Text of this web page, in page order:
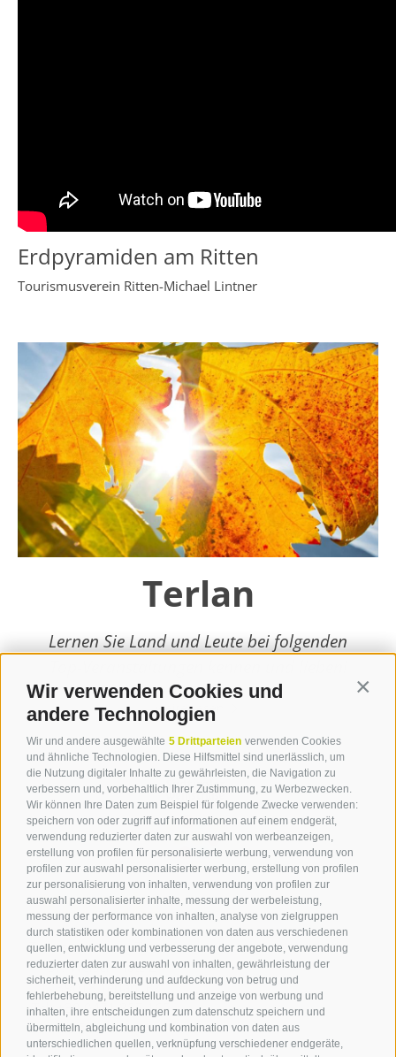
Wir verwenden Cookies und
andere Technologien
Wir und andere ausgewählte 5 Drittparteien verwenden Cookies
und ähnliche Technologien. Diese Hilfsmittel sind unerlässlich, um
die Nutzung digitaler Inhalte zu gewährleisten, die Navigation zu
verbessern und, vorbehaltlich Ihrer Zustimmung, zu Werbezwecken.
Wir können Ihre Daten zum Beispiel für folgende Zwecke verwenden:
speichern von oder zugriff auf informationen auf einem endgerät,
verwendung reduzierter daten zur auswahl von werbeanzeigen,
erstellung von profilen für personalisierte werbung, verwendung von
profilen zur auswahl personalisierter werbung, erstellung von profilen
zur personalisierung von inhalten, verwendung von profilen zur
auswahl personalisierter inhalte, messung der werbeleistung,
messung der performance von inhalten, analyse von zielgruppen
durch statistiken oder kombinationen von daten aus verschiedenen
quellen, entwicklung und verbesserung der angebote, verwendung
reduzierter daten zur auswahl von inhalten, gewährleistung der
sicherheit, verhinderung und aufdeckung von betrug und
fehlerbehebung, bereitstellung und anzeige von werbung und
inhalten, ihre entscheidungen zum datenschutz speichern und
übermitteln, abgleichung und kombination von daten aus
unterschiedlichen quellen, verknüpfung verschiedener endgeräte,
Erdpyramiden am Ritten
Tourismusverein Ritten-Michael Lintner
Terlan
Lernen Sie Land und Leute bei folgenden
weiterlesen
Kontakt
Tourismusverein Terlan
Dr.-Weiser-Platz 2
I - 39018 Terlan BZ
Tel. +39 0471 257 165
info@terlan.info